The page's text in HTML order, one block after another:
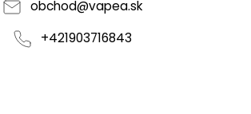
obchod@vapea.sk
+421903716843